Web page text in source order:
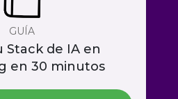
GUÍA
Stack de IA en
en 30 minutos